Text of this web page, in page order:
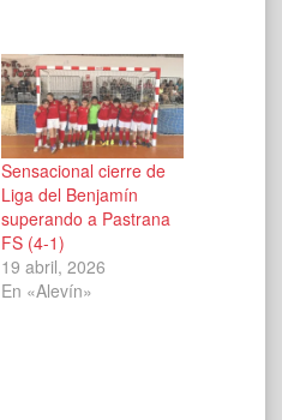
Sensacional cierre de
Liga del Benjamín
superando a Pastrana
FS (4-1)
19 abril, 2026
En «Alevín»